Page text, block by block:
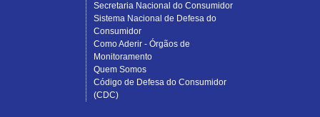
Secretaria Nacional do Consumidor
Sistema Nacional de Defesa do
Consumidor
Como Aderir - Órgãos de
Monitoramento
Quem Somos
Código de Defesa do Consumidor
(CDC)